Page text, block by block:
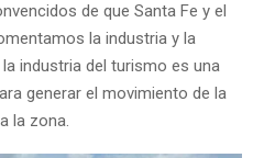
de que Santa Fe y el
la industria y la
industria del turismo es una
generar el movimiento de la
la zona.